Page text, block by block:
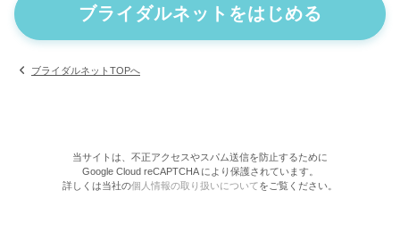
ブライダルネットをはじめる
ブライダルネットTOPへ
当サイトは、不正アクセスやスパム送信を防止するために
Google Cloud reCAPTCHA により保護されています。
詳しくは当社の個人情報の取り扱いについてをご覧ください。